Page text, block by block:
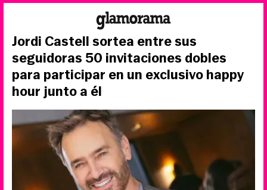
Jordi Castell sortea entre sus
seguidoras 50 invitaciones dobles
para participar en un exclusivo happy
hour junto a él